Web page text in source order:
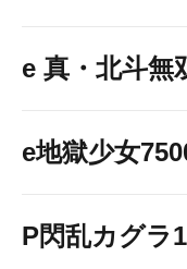
e 真・北斗無
e地獄少女
P閃乱カグラ